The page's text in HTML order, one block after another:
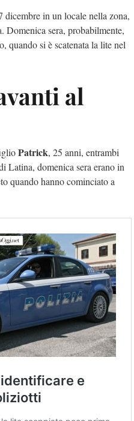
dicembre in un locale nella zona,
Domenica sera, probabilmente,
quando si è scatenata la lite nel
al
Patrick, 25 anni, entrambi
domenica sera erano in
quando hanno cominciato a